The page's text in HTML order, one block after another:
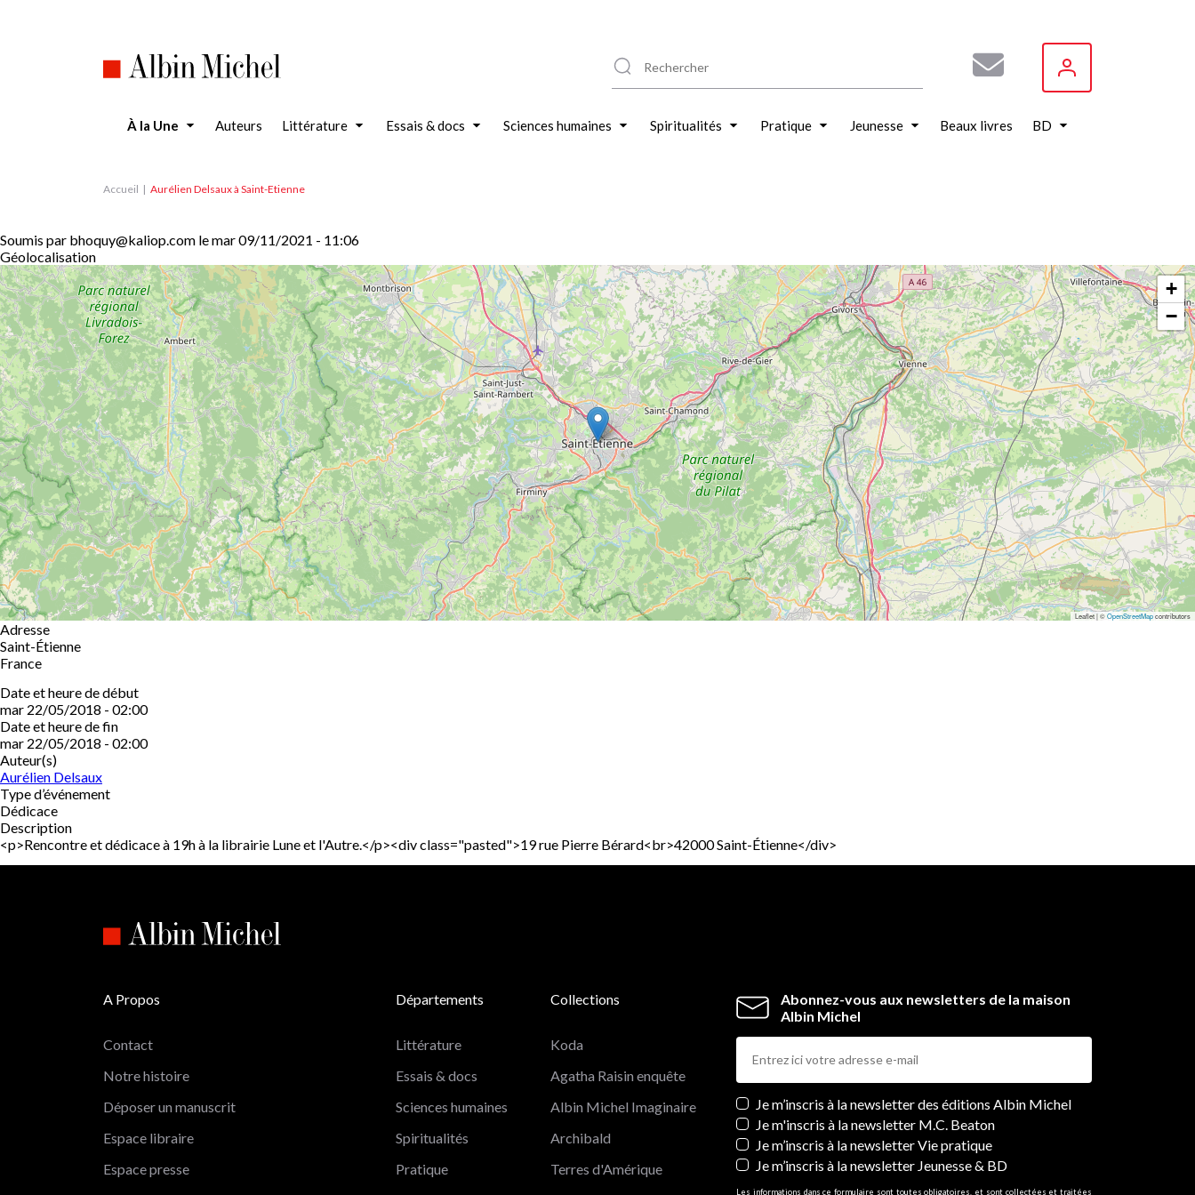
À la Une Auteurs Littérature Essais & docs Sciences humaines Spiritualités Pratique Jeunesse Beaux livres BD
Accueil Aurélien Delsaux à Saint-Etienne
Soumis par bhoquy@kaliop.com lemar 09/11/2021 - 11:06
Géolocalisation
+
−
Leaflet | ©OpenStreetMapcontributors
Adresse
Saint-Étienne
France
Date et heure de début
mar 22/05/2018 - 02:00
Date et heure de fin
mar 22/05/2018 - 02:00
Auteur(s)
Aurélien Delsaux
Type d’événement
Dédicace
Description
<p>Rencontre et dédicace à 19h à la librairie Lune et l'Autre.</p><div class="pasted">19 rue Pierre Bérard<br>42000 Saint-Étienne</div>
Abonnez-vous aux newsletters de la maison
Albin Michel
Newsletters
Je m’inscris à la newsletter des éditions Albin Michel
Je m'inscris à la newsletter M.C. Beaton
Je m’inscris à la newsletter Vie pratique
Je m’inscris à la newsletter Jeunesse & BD
Les informations dans ce formulaire sont toutes obligatoires, et sont collectées et traitées
A Propos
Contact
Notre histoire
Déposer un manuscrit
Espace libraire
Espace presse
Départements
Littérature
Essais & docs
Sciences humaines
Spiritualités
Pratique
Collections
Koda
Agatha Raisin enquête
Albin Michel Imaginaire
Archibald
Terres d'Amérique